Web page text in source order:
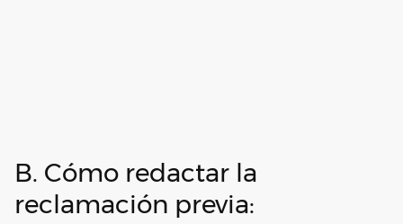
B. Cómo redactar la
reclamación previa: